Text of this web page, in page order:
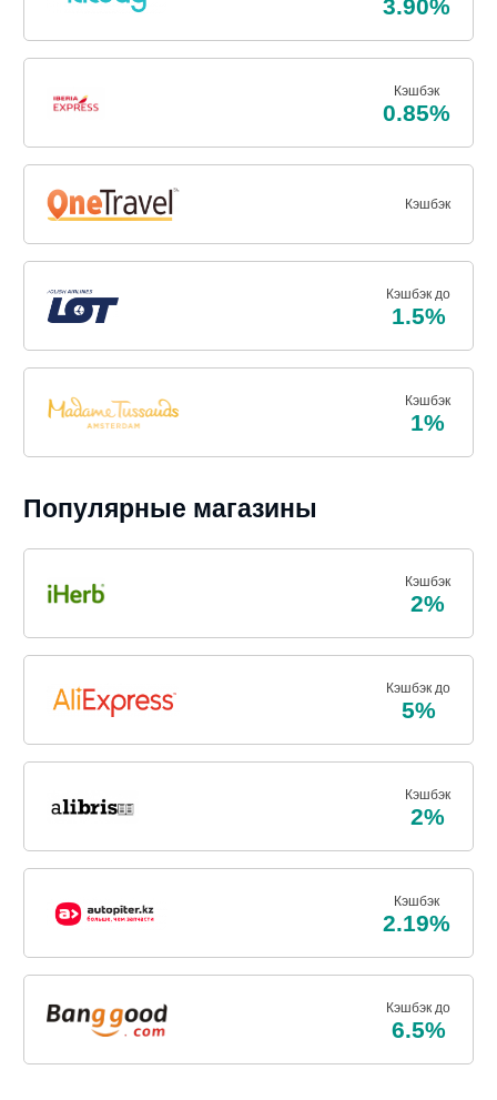
3.90%
Кэшбэк
0.85%
Кэшбэк
Кэшбэк до
1.5%
Кэшбэк
1%
Популярные магазины
Кэшбэк
2%
Кэшбэк до
5%
Кэшбэк
2%
Кэшбэк
2.19%
Кэшбэк до
6.5%